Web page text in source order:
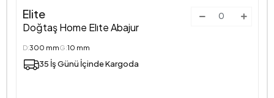
Elite
Doğtaş Home Elıte Abajur
D:300 mmG:10 mm
35 İş Günü İçinde Kargoda